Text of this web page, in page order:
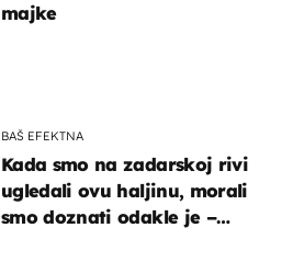
majke
BAŠ EFEKTNA
Kada smo na zadarskoj rivi
ugledali ovu haljinu, morali
smo doznati odakle je –